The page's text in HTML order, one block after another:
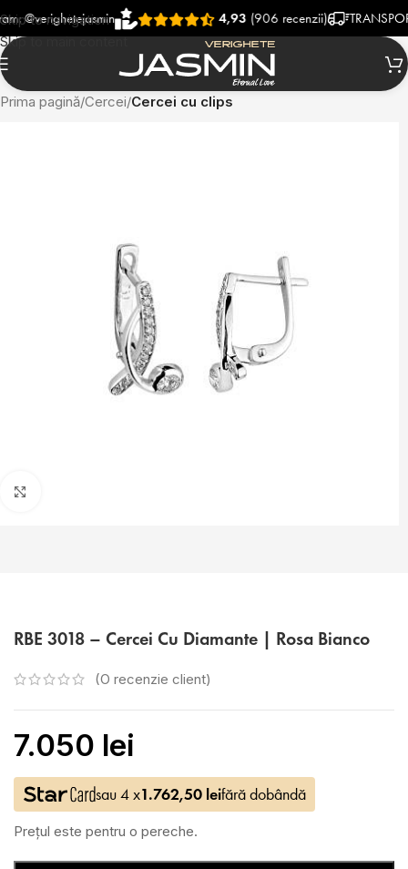
Skip to navigation
Skip to main content
4,93(906 recenzii) TRANSPORT
Prima pagină Cercei Cercei cu clips
RBE 3018 – Cercei Cu Diamante | Rosa Bianco
(O recenzie client)
7.050 lei
sau 4 x1.762,50 leifără dobândă
Prețul este pentru o pereche.